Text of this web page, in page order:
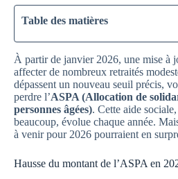
Table des matières
À partir de janvier 2026, une mise à
affecter de nombreux retraités
dépassent un nouveau seuil précis,
perdre l’ASPA (Allocation de
personnes âgées). Cette aide
beaucoup, évolue chaque année.
à venir pour 2026 pourraient en
Hausse du montant de l’ASPA en